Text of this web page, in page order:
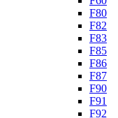
F80
F82
F83
F85
F86
F87
F90
F91
F92